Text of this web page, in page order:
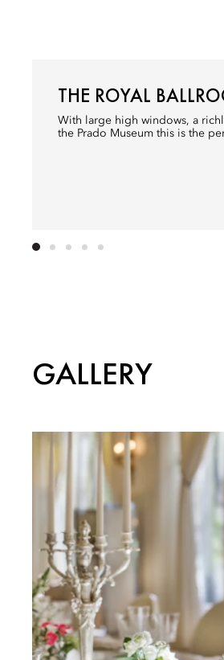
THE ROYAL
With large high windows, a
the Prado Museum this is the
GALLERY